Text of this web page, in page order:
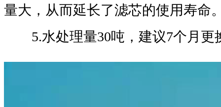
量大，从而延长了滤芯的使用寿命
5.水处理量30吨，建议7个月更